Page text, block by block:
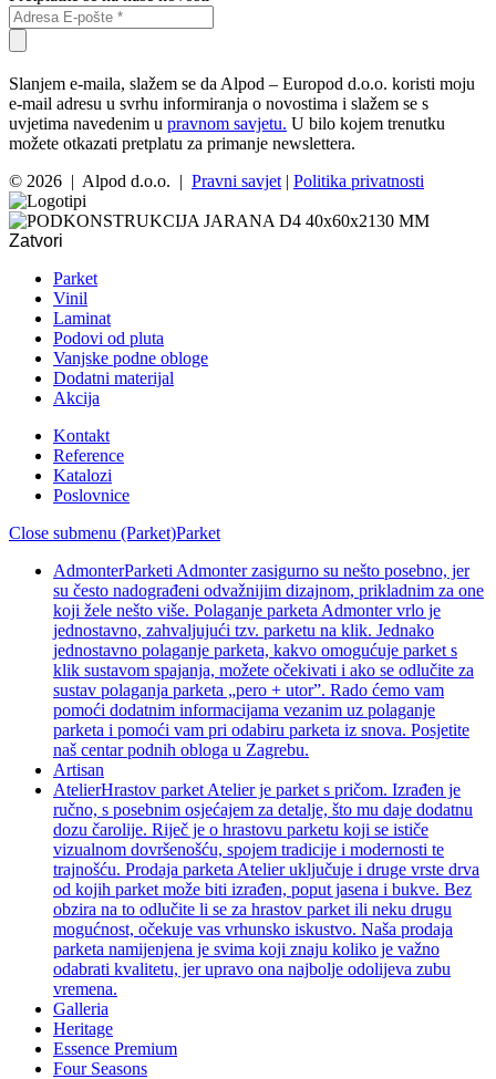
Slanjem e-maila, slažem se da Alpod – Europod d.o.o. koristi moju
e-mail adresu u svrhu informiranja o novostima i slažem se s
uvjetima navedenim u pravnom savjetu. U bilo kojem trenutku
možete otkazati pretplatu za primanje newslettera.
© 2026 | Alpod d.o.o. | Pravni savjet | Politika privatnosti
Zatvori
Parket
Vinil
Laminat
Podovi od pluta
Vanjske podne obloge
Dodatni materijal
Akcija
Kontakt
Reference
Katalozi
Poslovnice
Close submenu (Parket)Parket
AdmonterParketi Admonter zasigurno su nešto posebno, jer
su često nadograđeni odvažnijim dizajnom, prikladnim za one
koji žele nešto više. Polaganje parketa Admonter vrlo je
jednostavno, zahvaljujući tzv. parketu na klik. Jednako
jednostavno polaganje parketa, kakvo omogućuje parket s
klik sustavom spajanja, možete očekivati i ako se odlučite za
sustav polaganja parketa „pero + utor”. Rado ćemo vam
pomoći dodatnim informacijama vezanim uz polaganje
parketa i pomoći vam pri odabiru parketa iz snova. Posjetite
naš centar podnih obloga u Zagrebu.
Artisan
AtelierHrastov parket Atelier je parket s pričom. Izrađen je
ručno, s posebnim osjećajem za detalje, što mu daje dodatnu
dozu čarolije. Riječ je o hrastovu parketu koji se ističe
vizualnom dovršenošću, spojem tradicije i modernosti te
trajnošću. Prodaja parketa Atelier uključuje i druge vrste drva
od kojih parket može biti izrađen, poput jasena i bukve. Bez
obzira na to odlučite li se za hrastov parket ili neku drugu
mogućnost, očekuje vas vrhunsko iskustvo. Naša prodaja
parketa namijenjena je svima koji znaju koliko je važno
odabrati kvalitetu, jer upravo ona najbolje odolijeva zubu
vremena.
Galleria
Heritage
Essence Premium
Four Seasons